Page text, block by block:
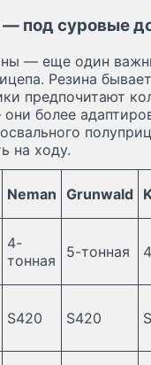
— под суровые
— еще один
Резина
предпочитают
более
на ходу.
Neman Grunwald
4-
тонная
5-тонная
S420 S420